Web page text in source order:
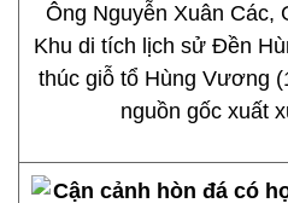
Ông Nguyễn Xuân Các,
Khu di tích lịch sử Đền
thúc giỗ tổ Hùng Vương
nguồn gốc xuất